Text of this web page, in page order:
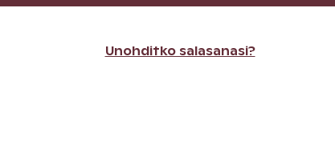
Unohditko salasanasi?